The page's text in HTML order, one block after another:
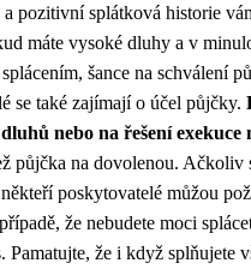
pozitivní splátková historie
máte vysoké dluhy a v
šance na schválení
se také zajímají o účel půjčky.
nebo na řešení exekuce
půjčka na dovolenou. Ačkoliv
poskytovatelé můžou
že nebudete moci
Pamatujte, že i když splňujete